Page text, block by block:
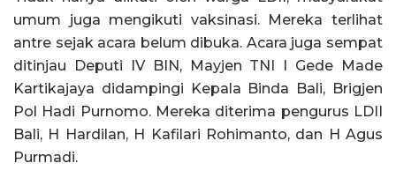
umum juga mengikuti vaksinasi. Mereka terlihat
antre sejak acara belum dibuka. Acara juga sempat
ditinjau Deputi IV BIN, Mayjen TNI I Gede Made
Kartikajaya didampingi Kepala Binda Bali, Brigjen
Pol Hadi Purnomo. Mereka diterima pengurus LDII
Bali, H Hardilan, H Kafilari Rohimanto, dan H Agus
Purmadi.